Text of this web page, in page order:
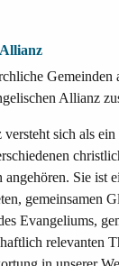
Gemeinden
Allianz
sich als
angehören. Sie ist
gemeinsamen
Evangeliums,
relevanten